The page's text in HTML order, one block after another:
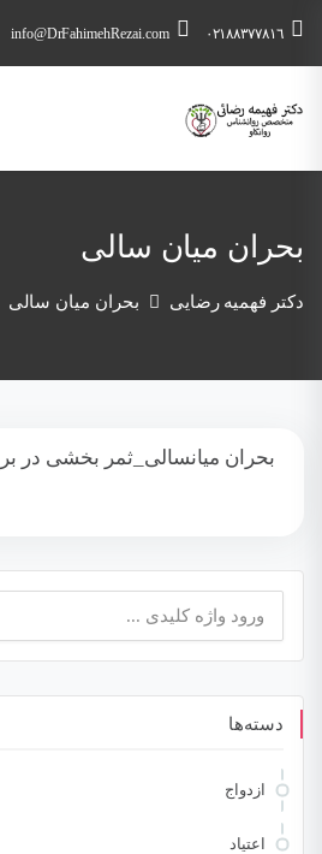
٠٢١٨٨٣٧٧٨١٦ info@DrFahimehRezai.com
بحران میان سالی
دکتر فهمیه رضایی بحران میان سالی
بحران میانسالی_ثمر بخشی در
جستجو
دسته‌ها
ازدواج
اعتیاد